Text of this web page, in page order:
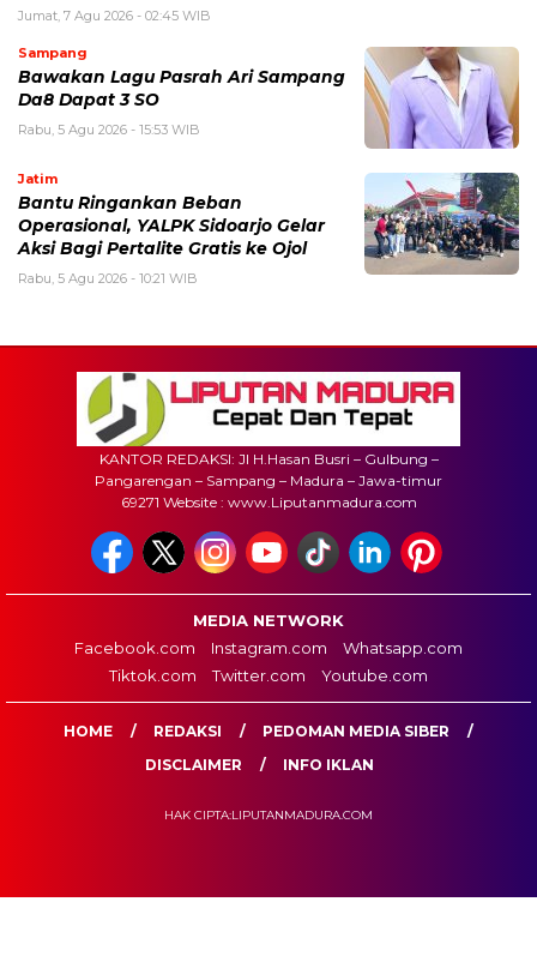
Jumat, 7 Agu 2026 - 02:45 WIB
Sampang
Bawakan Lagu Pasrah Ari Sampang
Da8 Dapat 3 SO
Rabu, 5 Agu 2026 - 15:53 WIB
Jatim
Bantu Ringankan Beban
Operasional, YALPK Sidoarjo Gelar
Aksi Bagi Pertalite Gratis ke Ojol
Rabu, 5 Agu 2026 - 10:21 WIB
KANTOR REDAKSI: Jl H.Hasan Busri – Gulbung –
Pangarengan – Sampang – Madura – Jawa-timur
69271 Website : www.Liputanmadura.com
MEDIA NETWORK
Facebook.com
Instagram.com
Whatsapp.com
Tiktok.com
Twitter.com Youtube.com
HOME REDAKSI
PEDOMAN MEDIA SIBER
DISCLAIMER
INFO IKLAN
HAK CIPTA:LIPUTANMADURA.COM